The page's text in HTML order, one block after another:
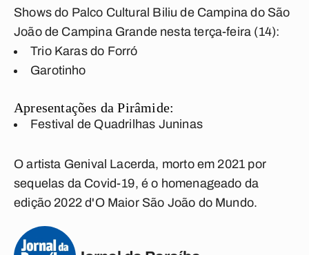
Shows do Palco Cultural Biliu de Campinado São
João de Campina Grande nesta terça-feira (14):
Trio Karas do Forró
Garotinho
Apresentações da Pirâmide:
Festival de Quadrilhas Juninas
O artista Genival Lacerda, morto em 2021 por
sequelas da Covid-19, é o homenageado da
edição 2022 d'O Maior São João do Mundo.